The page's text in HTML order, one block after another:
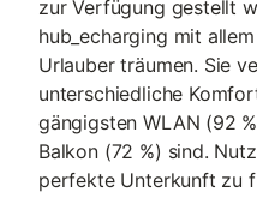
zur Verfügung gestellt
hub_echarging mit
Urlauber träumen. Sie
unterschiedliche
gängigsten WLAN (92
Balkon (72 %) sind.
perfekte Unterkunft zu